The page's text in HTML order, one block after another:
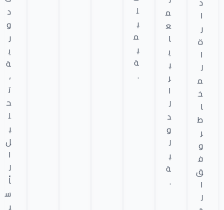
ا
ر
ة
ا
ل
م
خ
ا
ط
ر
و
ف
ق
ا
ل
م
ع
ا
ي
ي
ر
ا
ل
د
و
ل
ي
ة
.
ل
ي
م
ي
ة
.
د
و
ر
ي
ة
،
ت
ح
ل
ي
ل
ا
ل
أ
س
ب